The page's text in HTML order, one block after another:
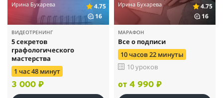
Ирина Бухарева
4.75
16
ВИДЕОТРЕНИНГ
5 секретов
графологического
мастерства
1 час 48 минут
3 000 ₽
Ирина Бухарева
4.75
16
МАРАФОН
Все о подписи
10 часов 22 минуты
10 уроков
от 4 990 ₽